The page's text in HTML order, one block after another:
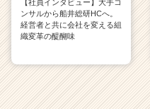
【社員インタビュー】大手コ
ンサルから船井総研HCへ。
経営者と共に会社を変える組
織変革の醍醐味